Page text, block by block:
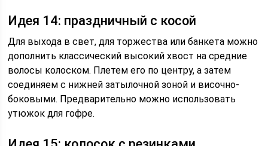
Идея 14: праздничный с косой
Для выхода в свет, для торжества или банкета можно
дополнить классический высокий хвост на средние
волосы колоском. Плетем его по центру, а затем
соединяем с нижней затылочной зоной и височно-
боковыми. Предварительно можно использовать
утюжок для гофре.